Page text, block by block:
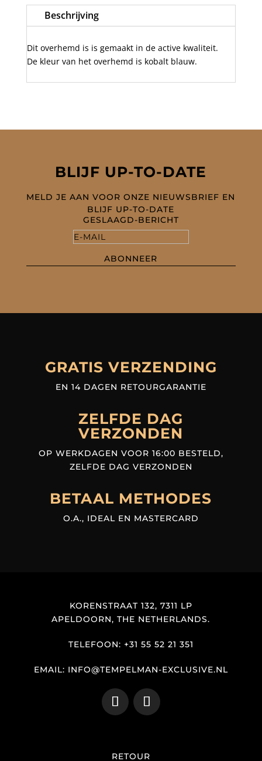
aantalBeschrijving
Dit overhemd is is gemaakt in de active kwaliteit.
De kleur van het overhemd is kobalt blauw.
BLIJF UP-TO-DATE
MELD JE AAN VOOR ONZE NIEUWSBRIEF EN
BLIJF UP-TO-DATE
GESLAAGD-BERICHT
ABONNEER
GRATIS VERZENDING
EN 14 DAGEN RETOURGARANTIE
ZELFDE DAG
VERZONDEN
OP WERKDAGEN VOOR 16:00 BESTELD,
ZELFDE DAG VERZONDEN
BETAAL METHODES
O.A., IDEAL EN MASTERCARD
KORENSTRAAT 132, 7311 LP
APELDOORN, THE NETHERLANDS.
TELEFOON: +31 55 52 21 351
EMAIL: INFO@TEMPELMAN-EXCLUSIVE.NL
RETOUR